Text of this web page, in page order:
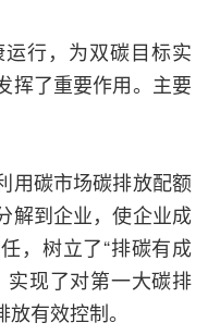
行，为双碳目标实
挥了重要作用。主要
用碳市场碳排放配额
解到企业，使企业成
，树立了“排碳有成
实现了对第一大碳排
有效控制。